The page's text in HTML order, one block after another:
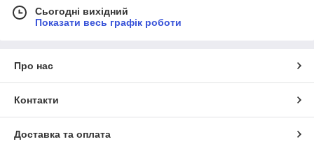
Сьогодні вихідний
Показати весь графік роботи
Про нас
Контакти
Доставка та оплата